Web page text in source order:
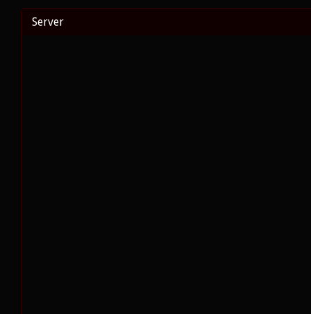
Server